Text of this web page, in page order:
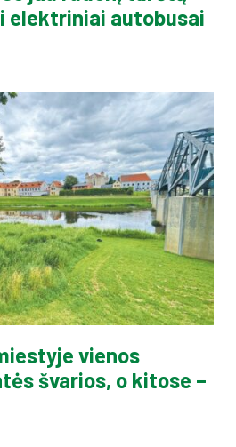
elektriniai autobusai
vienos
švarios, o kitose –